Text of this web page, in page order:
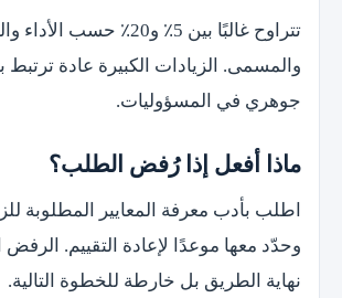
تتراوح غالبًا بين 5٪ و20٪ حسب
والمسمى. الزيادات الكبيرة عادة ترتبط
جوهري في المسؤوليات.
ماذا أفعل إذا رُفض الطلب؟
اطلب بأدب معرفة المعايير المطلوبة
وحدّد معها موعدًا لإعادة التقييم.
نهاية الطريق بل خارطة للخطوة التالية.